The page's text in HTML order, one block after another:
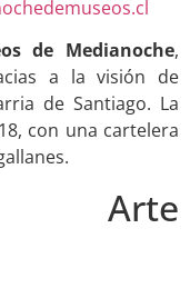
de Medianoche,
a la visión de
de Santiago. La
con una cartelera
Arte